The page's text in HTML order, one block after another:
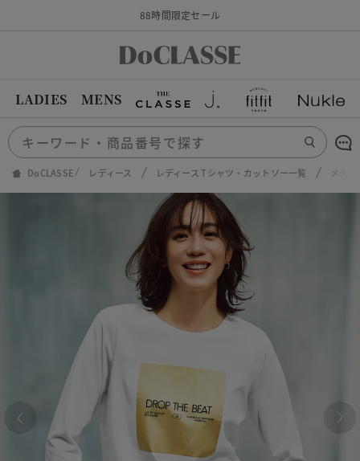
88時間限定セール
LADIES MENS
DoCLASSE レディース レディース Tシャツ・カットソー一覧 メタ